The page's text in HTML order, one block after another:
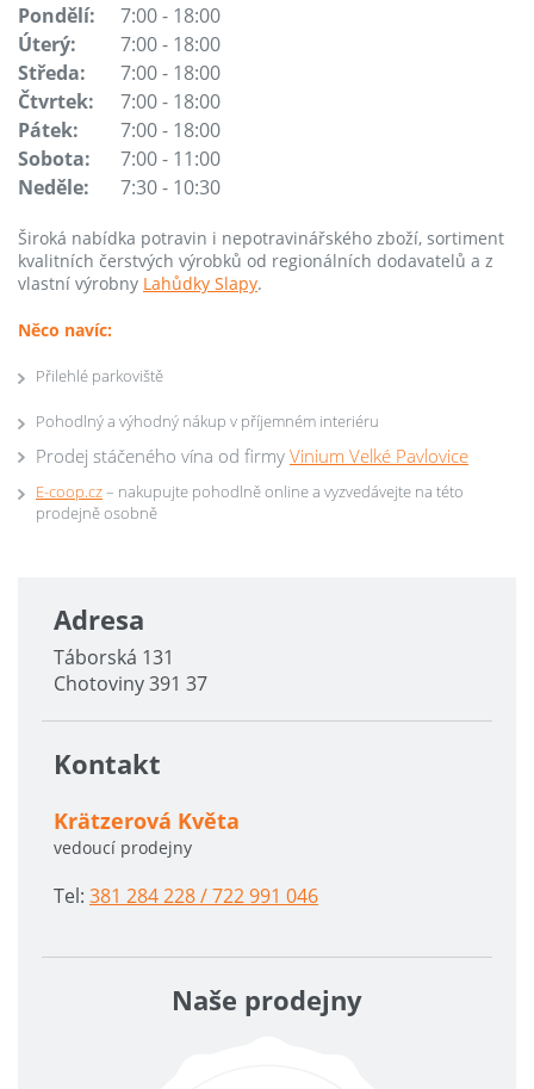
Pondělí:
7:00 - 18:00
Úterý:
7:00 - 18:00
Středa:
7:00 - 18:00
Čtvrtek:
7:00 - 18:00
Pátek:
7:00 - 18:00
Sobota:
7:00 - 11:00
Neděle:
7:30 - 10:30
Široká nabídka potravin i nepotravinářského zboží, sortiment
kvalitních čerstvých výrobků od regionálních dodavatelů a z
vlastní výrobny Lahůdky Slapy.
Něco navíc:
Přilehlé parkoviště
Pohodlný a výhodný nákup v příjemném interiéru
Prodej stáčeného vína od firmy Vinium Velké Pavlovice
E-coop.cz– nakupujte pohodlně online a vyzvedávejte na této
prodejně osobně
Adresa
Táborská 131
Chotoviny 391 37
Kontakt
Krätzerová Květa
vedoucí prodejny
Tel: 381 284 228 / 722 991 046
Naše prodejny